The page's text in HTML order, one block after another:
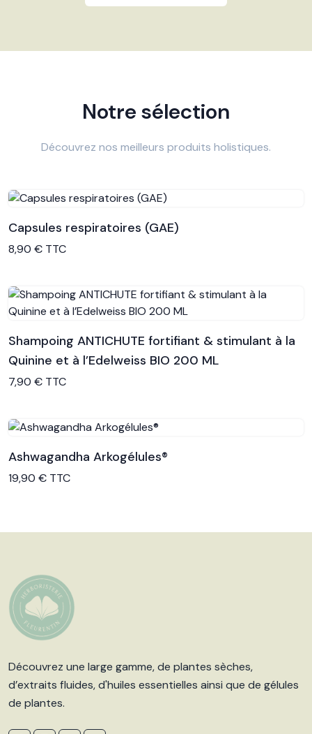
Notre sélection
Découvrez nos meilleurs produits holistiques.
Voir le produit
Capsules respiratoires (GAE)
8,90 € TTC
Voir le produit
Shampoing ANTICHUTE fortifiant & stimulant à la
Quinine et à l’Edelweiss BIO 200 ML
7,90 € TTC
Voir le produit
Ashwagandha Arkogélules®
19,90 € TTC
Découvrez une large gamme, de plantes sèches,
d’extraits fluides, d'huiles essentielles ainsi que de gélules
de plantes.